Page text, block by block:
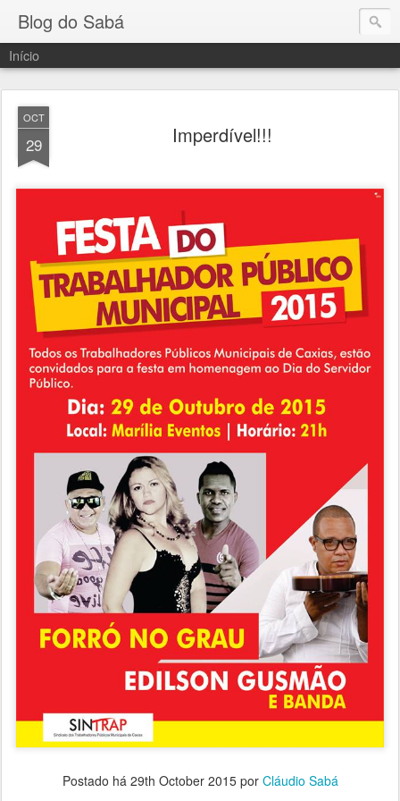
Blog do Sabá
Início
OCT
29 Imperdível!!!
Postado há 29th October 2015por Cláudio Sabá